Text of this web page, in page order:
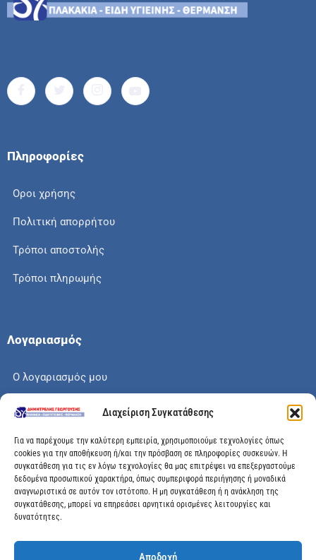
Διαχείριση Συγκατάθεσης
Για να παρέχουμε την καλύτερη εμπειρία, χρησιμοποιούμε τεχνολογίες όπως
cookies για την αποθήκευση ή/και την πρόσβαση σε πληροφορίες συσκευών. Η
συγκατάθεση για τις εν λόγω τεχνολογίες θα μας επιτρέψει να επεξεργαστούμε
δεδομένα προσωπικού χαρακτήρα, όπως συμπεριφορά περιήγησης ή μοναδικά
αναγνωριστικά σε αυτόν τον ιστότοπο. Η μη συγκατάθεση ή η ανάκληση της
συγκατάθεσης, μπορεί να επηρεάσει αρνητικά ορισμένες λειτουργίες και
δυνατότητες.
Αποδοχή
Πληροφορίες
Οροι χρήσης
Πολιτική απορρήτου
Τρόποι αποστολής
Τρόποι πληρωμής
Λογαριασμός
Ο λογαριασμός μου
Το καλάθι μου
Check out
Διεύθυνση
Μεγάλης Χώρας 89, Αγρίνιο, Τ.Κ: 30100